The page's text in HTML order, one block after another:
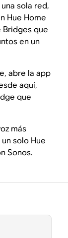
sola red,
Hue Home
Bridges que
en un
abre la app
aquí,
que
más
solo Hue
Sonos.